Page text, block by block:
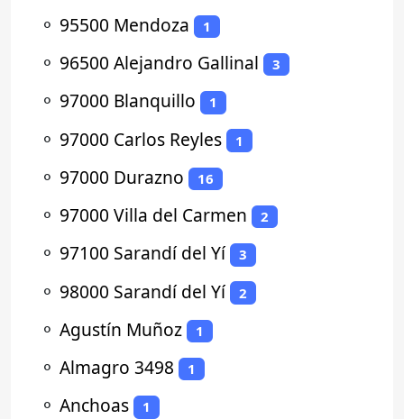
⚬ 95500 Mendoza 1
⚬ 96500 Alejandro Gallinal 3
⚬ 97000 Blanquillo 1
⚬ 97000 Carlos Reyles 1
⚬ 97000 Durazno 16
⚬ 97000 Villa del Carmen 2
⚬ 97100 Sarandí del Yí 3
⚬ 98000 Sarandí del Yí 2
⚬ Agustín Muñoz 1
⚬ Almagro 3498 1
⚬ Anchoas 1